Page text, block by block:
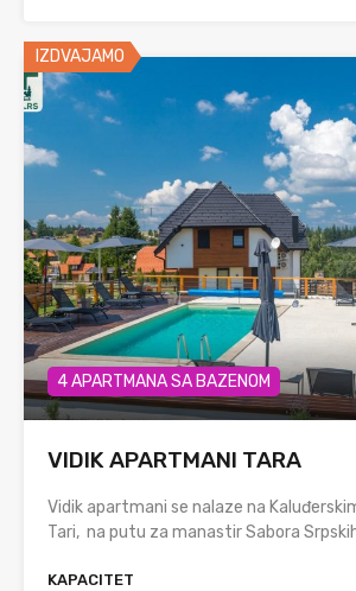
IZDVAJAMO
4 APARTMANA SA BAZENOM
VIDIK APARTMANI TARA
Vidik apartmani se nalaze na
Tari, na putu za manastir Sabora
KAPACITET